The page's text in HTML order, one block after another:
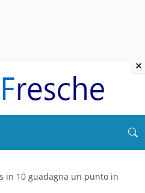
in 10 guadagna un punto in
×